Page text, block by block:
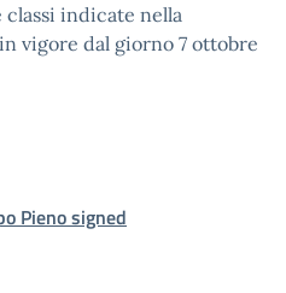
indicate nella
vigore dal giorno 7 ottobre
Pieno signed